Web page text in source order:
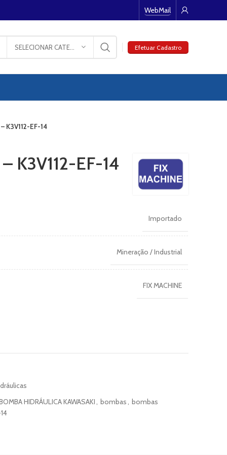
WebMail
Efetuar Cadastro
K3V112-EF-14
K3V112-EF-14
Importado
Mineração / Industrial
FIX MACHINE
HIDRÁULICA KAWASAKI bombas
bombas